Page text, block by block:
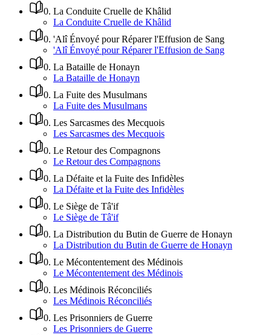
0. La Conduite Cruelle de Khâlid
La Conduite Cruelle de Khâlid
0. 'Alî Énvoyé pour Réparer l'Effusion de Sang
'Alî Énvoyé pour Réparer l'Effusion de Sang
0. La Bataille de Honayn
La Bataille de Honayn
0. La Fuite des Musulmans
La Fuite des Musulmans
0. Les Sarcasmes des Mecquois
Les Sarcasmes des Mecquois
0. Le Retour des Compagnons
Le Retour des Compagnons
0. La Défaite et la Fuite des Infidèles
La Défaite et la Fuite des Infidèles
0. Le Siège de Tâ'if
Le Siège de Tâ'if
0. La Distribution du Butin de Guerre de Honayn
La Distribution du Butin de Guerre de Honayn
0. Le Mécontentement des Médinois
Le Mécontentement des Médinois
0. Les Médinois Réconciliés
Les Médinois Réconciliés
0. Les Prisonniers de Guerre
Les Prisonniers de Guerre